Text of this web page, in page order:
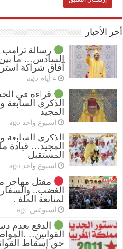
أخر الأخبار
رسالة
السادس… ما بين
آفاق شراكة
4 أيام ago
قراءة في
الذكرى
المجيد
أسبوع واحد ago
الذكرى
المجيد… قيادة
المستقبل
أسبوع واحد ago
مقتل مهاجر
الغضب..
لمتابعة الملف
أسبوعين ago
الدفع بعدم
حق إسقاط